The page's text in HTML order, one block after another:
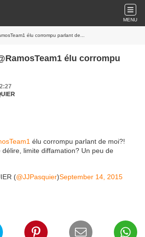
MENU
élu corrompu parlant de...
élu corrompu
élu corrompu parlant de moi?!
limite diffamation? Un peu de
(@JJPasquier)September 14, 2015